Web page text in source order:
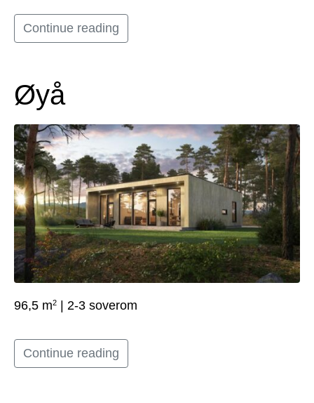
Continue reading
Øyå
96,5 m2 | 2-3 soverom
Continue reading